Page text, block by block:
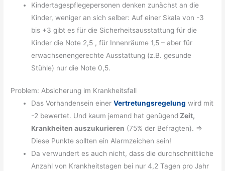
Kindertagespflegepersonen denken zunächst an die
Kinder, weniger an sich selber: Auf einer Skala von -3
bis +3 gibt es für die Sicherheitsausstattung für die
Kinder die Note 2,5 , für Innenräume 1,5 – aber für
erwachsenengerechte Ausstattung (z.B. gesunde
Stühle) nur die Note 0,5.
Problem: Absicherung im Krankheitsfall
Das Vorhandensein einerVertretungsregelung wird mit
-2 bewertet. Und kaum jemand hat genügendZeit,
Krankheiten auszukurieren (75% der Befragten). =>
Diese Punkte sollten ein Alarmzeichen sein!
Da verwundert es auch nicht, dass die durchschnittliche
Anzahl von Krankheitstagen bei nur 4,2 Tagen pro Jahr